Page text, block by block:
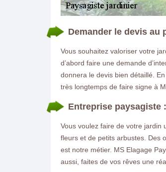
Demander le devis au
Vous souhaitez valoriser votre
d’abord faire une demande
donnera le devis bien détaillé.
très longtemps de faire signe à
Entreprise paysagiste
Vous voulez faire de votre jardin
fleurs et de petits arbustes. Des
est notre métier. MS Elagage
aussi, faites de vos rêves une